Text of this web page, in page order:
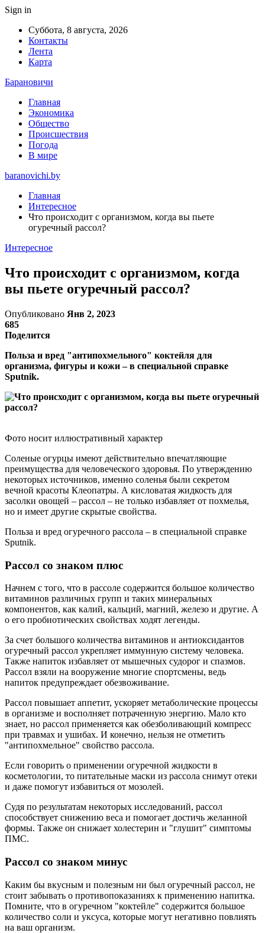
Sign in
Суббота, 8 августа, 2026
Контакты
Лента
Карта
Барановичи
Главная
Экономика
Общество
Происшествия
Погода
В мире
baranovichi.by
Главная
Интересное
Что происходит с организмом, когда вы пьете
огуречный рассол?
Интересное
Что происходит с организмом, когда
вы пьете огуречный рассол?
Опубликовано Янв 2, 2023
685
Поделится
Польза и вред "антипохмельного" коктейля для
организма, фигуры и кожи – в специальной справке
Sputnik.
Фото носит иллюстративный характер
Соленые огурцы имеют действительно впечатляющие
преимущества для человеческого здоровья. По утверждению
некоторых источников, именно соленья были секретом
вечной красоты Клеопатры. А кисловатая жидкость для
засолки овощей – рассол – не только избавляет от похмелья,
но и имеет другие скрытые свойства.
Польза и вред огуречного рассола – в специальной справке
Sputnik.
Рассол со знаком плюс
Начнем с того, что в рассоле содержится большое количество
витаминов различных групп и таких минеральных
компонентов, как калий, кальций, магний, железо и другие. А
о его пробиотических свойствах ходят легенды.
За счет большого количества витаминов и антиоксидантов
огуречный рассол укрепляет иммунную систему человека.
Также напиток избавляет от мышечных судорог и спазмов.
Рассол взяли на вооружение многие спортсмены, ведь
напиток предупреждает обезвоживание.
Рассол повышает аппетит, ускоряет метаболические процессы
в организме и восполняет потраченную энергию. Мало кто
знает, но рассол применяется как обезболивающий компресс
при травмах и ушибах. И конечно, нельзя не отметить
"антипохмельное" свойство рассола.
Если говорить о применении огуречной жидкости в
косметологии, то питательные маски из рассола снимут отеки
и даже помогут избавиться от мозолей.
Судя по результатам некоторых исследований, рассол
способствует снижению веса и помогает достичь желанной
формы. Также он снижает холестерин и "глушит" симптомы
ПМС.
Рассол со знаком минус
Каким бы вкусным и полезным ни был огуречный рассол, не
стоит забывать о противопоказаниях к применению напитка.
Помните, что в огуречном "коктейле" содержится большое
количество соли и уксуса, которые могут негативно повлиять
на ваш организм.